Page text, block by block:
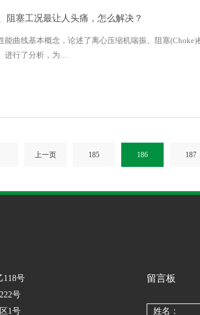
阻塞工况最让人头痛，怎么解决？
能曲线基本概念，论述了离心压缩机喘振、阻塞
进行了分析，为…
上一页 185 186 187
118号
号
1号
留言板